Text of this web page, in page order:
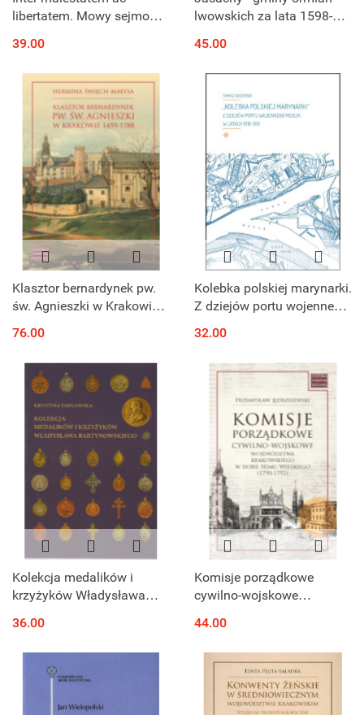
libertatem. Mowy sejmowe,
publicznych, pisma i wota
z lat 1672 - 1679
39.00
lwowskich za lata 1598-
kipczackim
45.00
Klasztor bernardynek pw.
św. Agnieszki w Krakowie
76.00
Kolebka polskiej marynarki.
Z dziejów portu wojennego
32.00
Kolekcja medalików i
krzyżyków Władysława
36.00
Komisje porządkowe
cywilno-wojskowe
krakowskiego w dobie
1792)
44.00